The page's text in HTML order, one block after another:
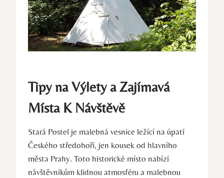
Tipy na Výlety a Zajímavá
Místa K Návštěvě
Stará Postel je malebná vesnice ležící na úpatí
Českého středohoří, jen kousek od hlavního
města Prahy. Toto historické místo nabízí
návštěvníkům klidnou atmosféru a malebnou